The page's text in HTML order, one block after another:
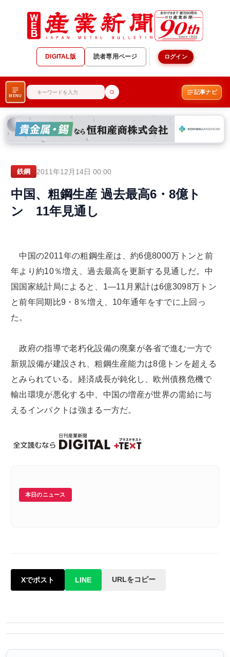
DIGITAL版 読者専用ページ ログイン
MENU
記事ナビ
鉄鋼 2011年12月14日 00:00
中国、粗鋼生産 過去最高6・8億ト
ン 11年見通し
中国の2011年の粗鋼生産は、約6億8000万トンと前
年より約10％増え、過去最高を更新する見通しだ。中
国国家統計局によると、1―11月累計は6億3098万トン
と前年同期比9・8％増え、10年通年をすでに上回っ
た。
政府の指導で老朽化設備の廃棄が各省で進む一方で
新規設備が建設され、粗鋼生産能力は8億トンを超える
とみられている。経済成長が鈍化し、欧州債務危機で
輸出環境が悪化する中、中国の増産が世界の需給に与
えるインパクトは強まる一方だ。
本日のニュース
Xでポスト LINE URLをコピー